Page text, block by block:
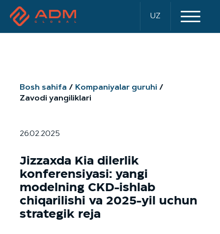
UZ
Bosh sahifa
Kompaniyalar guruhi
Zavodi yangiliklari
26.02.2025
Jizzaxda Kia dilerlik
konferensiyasi: yangi
modelning CKD-ishlab
chiqarilishi va 2025-yil uchun
strategik reja